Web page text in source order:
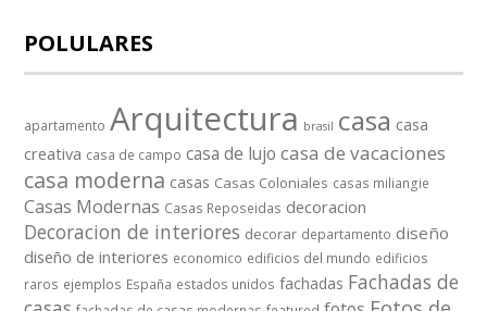
POLULARES
apartamento Arquitectura brasil casa casa
creativa casa de campo casa de lujo casa de vacaciones
casa moderna casas Casas Coloniales casas miliangie
Casas Modernas Casas Reposeidas decoracion
Decoracion de interiores decorar departamento diseño
diseño de interiores economico edificios del mundo edificios
raros ejemplos España estados unidos fachadas Fachadas de